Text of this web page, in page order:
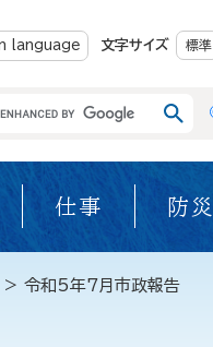
language 文字サイズ 標準
仕事 防災
> 令和5年7月市政報告